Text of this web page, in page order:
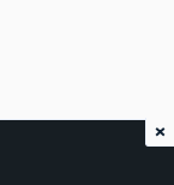
×